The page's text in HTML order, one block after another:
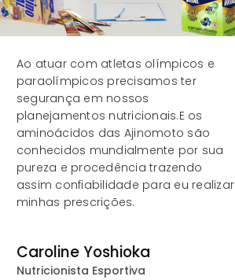
Nutricionista Esportiva
Caroline Yoshioka
Ao atuar com atletas olímpicos e
paraolímpicos precisamos ter
segurança em nossos
planejamentos nutricionais.E os
aminoácidos das Ajinomoto são
conhecidos mundialmente por sua
pureza e procedência trazendo
assim confiabilidade para eu realizar
minhas prescrições.